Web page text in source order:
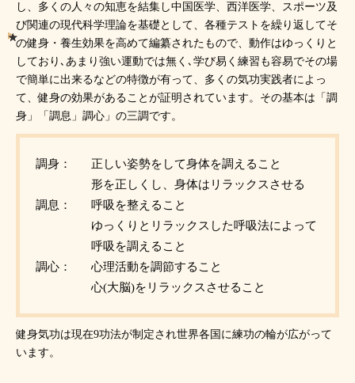
し、多くの人々の知恵を結集し中国医学、西洋医学、スポーツ及
び関連の現代科学理論を基礎として、各種テストを繰り返してそ
の健身・養生効果を高めて編纂されたもので、動作はゆっくりと
しており､あまり強い運動では無く､学び易く練習も容易でその場
で簡単に出来るなどの特徴が有って、多くの気功実践者によっ
て、健身の効果があることが証明されています。その基本は「調
身」「調息」調心」の三調です。
調身：
正しい姿勢をして身体を調えること
形を正しくし、身体はリラックスさせる
調息：
呼吸を整えること
ゆっくりとリラックスした呼吸法によって
呼吸を調えること
調心：
心理活動を調節すること
心(大脳)をリラックスさせること
健身気功は現在9功法が制定され世界各国に練功の輪が広がって
います。